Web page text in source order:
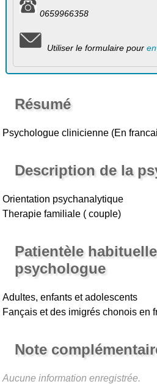
0659966358
Utiliser le formulaire pour
Résumé
Psychologue clinicienne (En
Description de la
Orientation psychanalytique
Therapie familiale ( couple)
Patientèle
psychologue
Adultes, enfants et adolescents
Fançais et des imigrés chonois en
Note
Aucune information enregistrée.